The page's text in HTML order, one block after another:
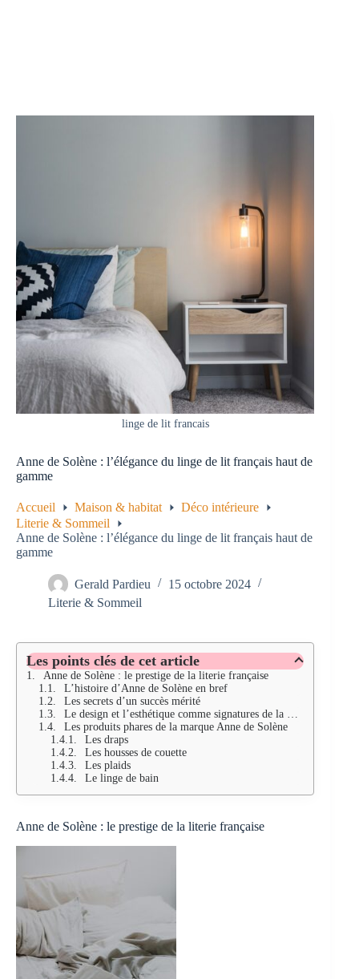
linge de lit francais
Anne de Solène : l’élégance du linge de lit français haut de
gamme
Accueil Maison & habitat
Déco intérieure
Literie & Sommeil
Anne de Solène : l’élégance du linge de lit français haut de
gamme
Gerald Pardieu
15 octobre 2024
Literie & Sommeil
Les points clés de cet article
Anne de Solène : le prestige de la literie française
L’histoire d’Anne de Solène en bref
Les secrets d’un succès mérité
Le design et l’esthétique comme signatures de la marque
Les produits phares de la marque Anne de Solène
Les draps
Les housses de couette
Les plaids
Le linge de bain
Anne de Solène : le prestige de la literie française